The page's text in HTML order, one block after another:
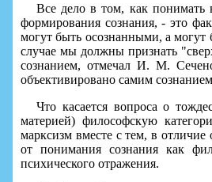
Все дело в том, как понимать
формирования сознания, - это
могут быть осознанными, а
случае мы должны признать
сознанием, отмечал И. М.
объективировано самим
Что касается вопроса о
материей) философскую
марксизм вместе с тем, в
от понимания сознания как
психического отражения.